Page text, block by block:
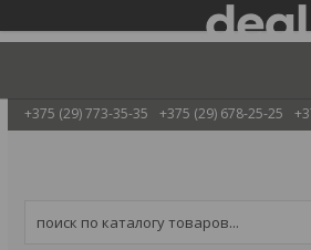
+375 (29) 773-35-35 +375 (29) 678-25-25